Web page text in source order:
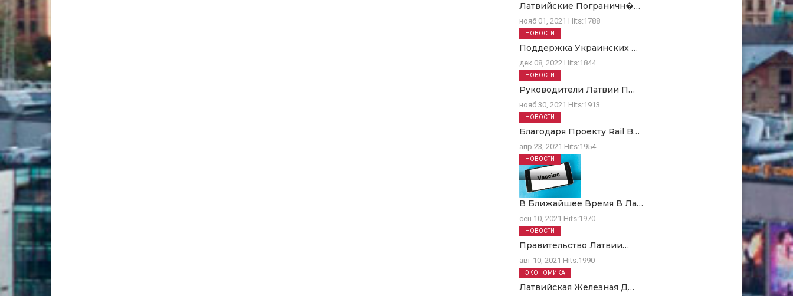
Латвийские Пограничн�…
нояб 01, 2021 Hits:1788
Поддержка Украинских …
дек 08, 2022 Hits:1844
НОВОСТИ
Руководители Латвии П…
нояб 30, 2021 Hits:1913
НОВОСТИ
Благодаря Проекту Rail B…
апр 23, 2021 Hits:1954
НОВОСТИ
В Ближайшее Время В Ла…
сен 10, 2021 Hits:1970
НОВОСТИ
Правительство Латвии…
авг 10, 2021 Hits:1990
НОВОСТИ
Латвийская Железная Д…
ЭКОНОМИКА